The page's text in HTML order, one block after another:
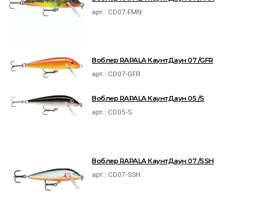
арт.: CD07-FMN
Воблер RAPALA КаунтДаун 07 /GFR
арт.: CD07-GFR
Воблер RAPALA КаунтДаун 05 /S
арт.: CD05-S
Воблер RAPALA КаунтДаун 07 /SSH
арт.: CD07-SSH